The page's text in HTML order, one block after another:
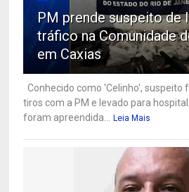
PM prende suspeito de
tráfico na Comunidade
em Caxias
Conhecido como 'Celinho', suspeito
tiros com a PM e levado para
foram apreendida...
Leia Mais